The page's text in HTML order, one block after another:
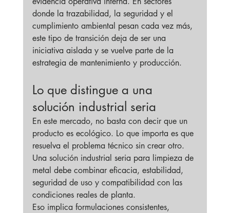
donde la trazabilidad, la seguridad y el
cumplimiento ambiental pesan cada vez más,
este tipo de transición deja de ser una
iniciativa aislada y se vuelve parte de la
estrategia de mantenimiento y producción.
Lo que distingue a una
solución industrial seria
En este mercado, no basta con decir que un
producto es ecológico. Lo que importa es que
resuelva el problema técnico sin crear otro.
Una solución industrial seria para limpieza de
metal debe combinar eficacia, estabilidad,
seguridad de uso y compatibilidad con las
condiciones reales de planta.
Eso implica formulaciones consistentes,